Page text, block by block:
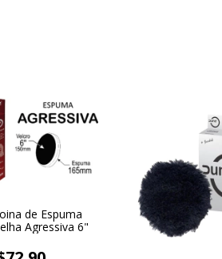
de Espuma
Agressiva 6"